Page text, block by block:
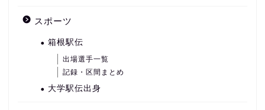
スポーツ
箱根駅伝
出場選手一覧
記録・区間まとめ
大学駅伝出身